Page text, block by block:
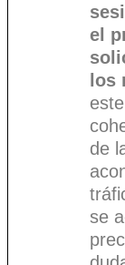
el
los
de
se